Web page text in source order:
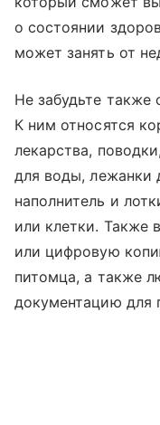
о состоянии
может занять от
Не забудьте также
К ним относятся
лекарства,
для воды, лежанки
наполнитель и
или клетки. Также
или цифровую
питомца, а также
документацию для